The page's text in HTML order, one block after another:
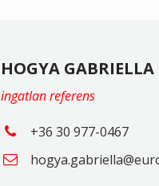
HOGYA GABRIELLA
ingatlan referens
+36 30 977-0467